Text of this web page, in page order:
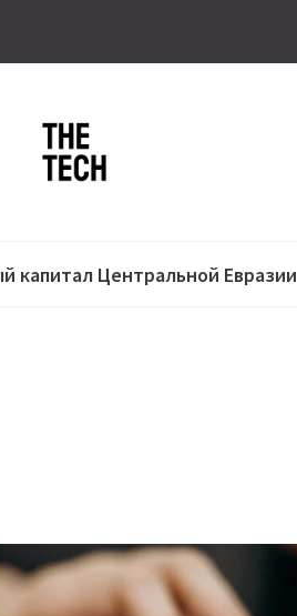
капитал Центральной Евразии